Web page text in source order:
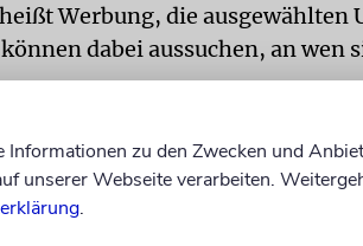
Werbung, die ausgewählten
dabei aussuchen, an wen
einer Stichprobe drei
sollten, assistiert vom
h« selbstständig unter anderem
Informationen zu den Zwecken und
unserer Webseite verarbeiten.
.